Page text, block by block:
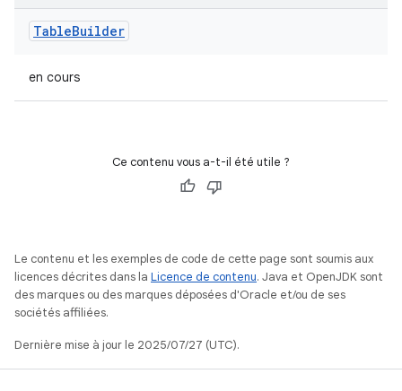
TableBuilder
en cours
Ce contenu vous a-t-il été utile ?
Le contenu et les exemples de code de cette page sont soumis aux
licences décrites dans la Licence de contenu. Java et OpenJDK sont
des marques ou des marques déposées d'Oracle et/ou de ses
sociétés affiliées.
Dernière mise à jour le 2025/07/27 (UTC).